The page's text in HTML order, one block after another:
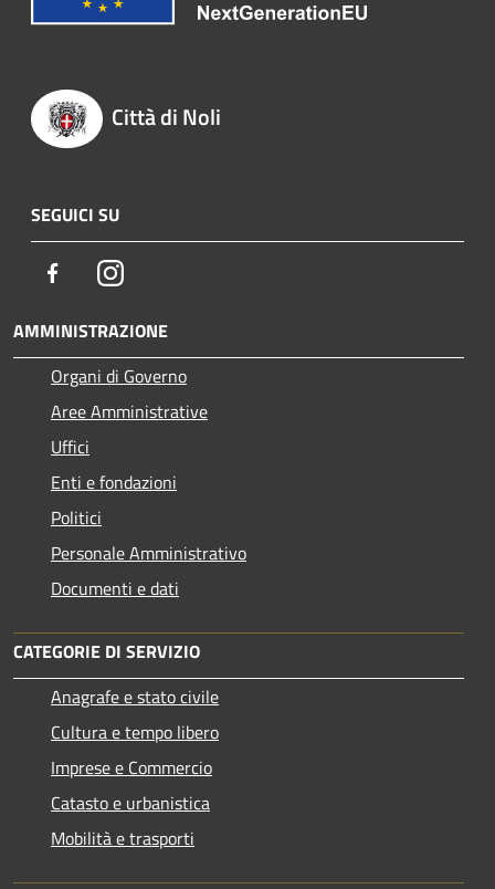
Città di Noli
SEGUICI SU
FacebookInstagram
AMMINISTRAZIONE
Organi di Governo
Aree Amministrative
Uffici
Enti e fondazioni
Politici
Personale Amministrativo
Documenti e dati
CATEGORIE DI SERVIZIO
Anagrafe e stato civile
Cultura e tempo libero
Imprese e Commercio
Catasto e urbanistica
Mobilità e trasporti